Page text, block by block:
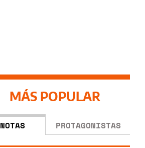
MÁS POPULAR
NOTAS PROTAGONISTAS